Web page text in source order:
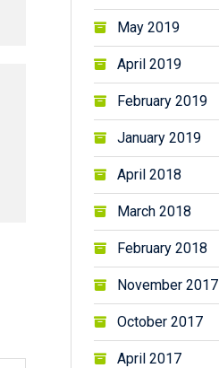
May 2019
April 2019
February 2019
January 2019
April 2018
March 2018
February 2018
November 2017
October 2017
April 2017